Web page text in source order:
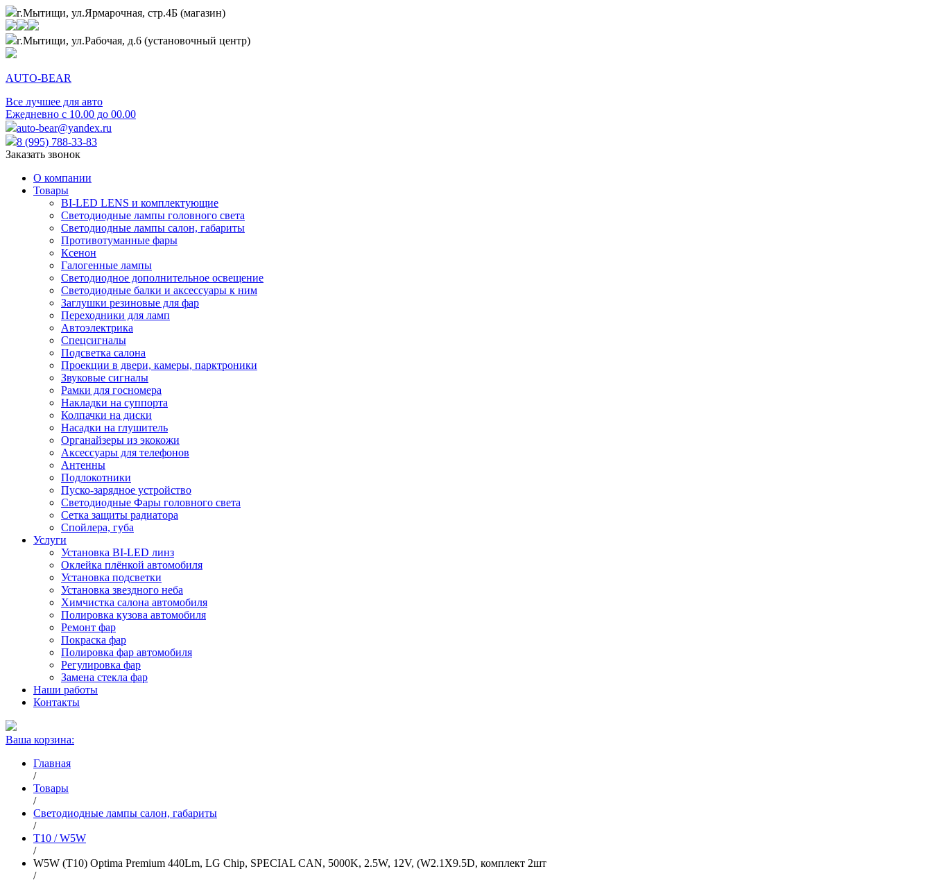
г.Мытищи, ул.Ярмарочная, стр.4Б (магазин)
г.Мытищи, ул.Рабочая, д.6 (установочный центр)
AUTO-BEAR
Все лучшее для авто
Ежедневно с 10.00 до 00.00
auto-bear@yandex.ru
8 (995) 788-33-83
Заказать звонок
О компании
Товары
BI-LED LENS и комплектующие
Светодиодные лампы головного света
Светодиодные лампы салон, габариты
Противотуманные фары
Ксенон
Галогенные лампы
Светодиодное дополнительное освещение
Светодиодные балки и аксессуары к ним
Заглушки резиновые для фар
Переходники для ламп
Автоэлектрика
Спецсигналы
Подсветка салона
Проекции в двери, камеры, парктроники
Звуковые сигналы
Рамки для госномера
Накладки на суппорта
Колпачки на диски
Насадки на глушитель
Органайзеры из экокожи
Аксессуары для телефонов
Антенны
Подлокотники
Пуско-зарядное устройство
Светодиодные Фары головного света
Сетка защиты радиатора
Спойлера, губа
Услуги
Установка BI-LED линз
Оклейка плёнкой автомобиля
Установка подсветки
Установка звездного неба
Химчистка салона автомобиля
Полировка кузова автомобиля
Ремонт фар
Покраска фар
Полировка фар автомобиля
Регулировка фар
Замена стекла фар
Наши работы
Контакты
Ваша корзина:
Главная
/
Товары
/
Светодиодные лампы салон, габариты
/
T10 / W5W
/
W5W (T10) Optima Premium 440Lm, LG Chip, SPECIAL CAN, 5000K, 2.5W, 12V, (W2.1X9.5D, комплект 2шт
/